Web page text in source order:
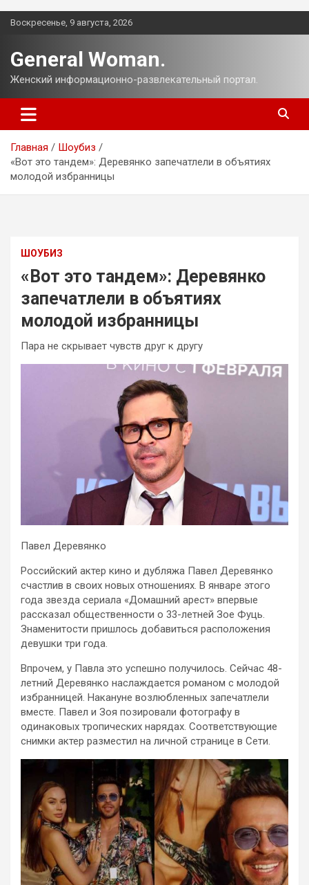
Перейти
Воскресенье, 9 августа, 2026
General Woman.
Женский информационно-развлекательный портал.
Главная
Шоубиз
«Вот это тандем»: Деревянко запечатлели в объятиях
молодой избранницы
ШОУБИЗ
«Вот это тандем»: Деревянко
запечатлели в объятиях
молодой избранницы
Пара не скрывает чувств друг к другу
Павел Деревянко
Российский актер кино и дубляжа Павел Деревянко
счастлив в своих новых отношениях. В январе этого
года звезда сериала «Домашний арест» впервые
рассказал общественности о 33-летней Зое Фуць.
Знаменитости пришлось добавиться расположения
девушки три года.
Впрочем, у Павла это успешно получилось. Сейчас 48-
летний Деревянко наслаждается романом с молодой
избранницей. Накануне возлюбленных запечатлели
вместе. Павел и Зоя позировали фотографу в
одинаковых тропических нарядах. Соответствующие
снимки актер разместил на личной странице в Сети.